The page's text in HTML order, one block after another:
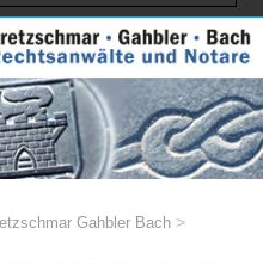
Gahbler Bach >